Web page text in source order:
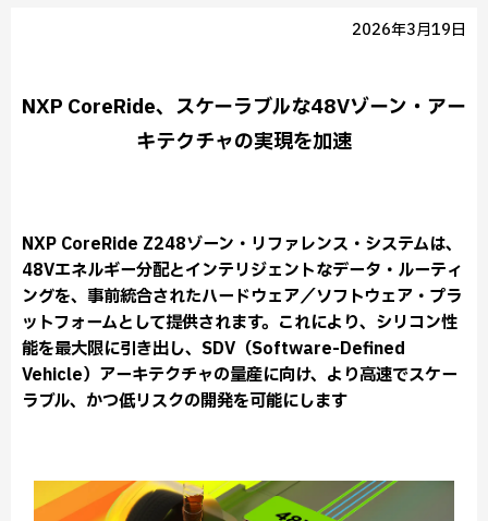
2026年3月19日
NXP CoreRide、スケーラブルな48Vゾーン・アー
キテクチャの実現を加速
NXP CoreRide Z248ゾーン・リファレンス・システムは、
48Vエネルギー分配とインテリジェントなデータ・ルーティ
ングを、事前統合されたハードウェア／ソフトウェア・プラ
ットフォームとして提供されます。これにより、シリコン性
能を最大限に引き出し、SDV（Software-Defined
Vehicle）アーキテクチャの量産に向け、より高速でスケー
ラブル、かつ低リスクの開発を可能にします